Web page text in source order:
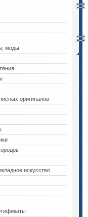
моды
оригиналов
искусство